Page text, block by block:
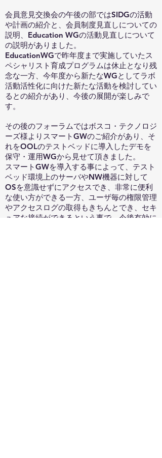
会員意見交換会の午後の部ではSIDGの活動
や計画の紹介と、会員制度見直しについての
説明、Education WGの活動見直しについて
の説明がありました。
EducationWGで昨年度まで実施していたス
ペシャリスト育成プログラムは休止となり残
念な一方、今年度から新たなWGとしてラボ
活動活性化に向けた新たな活動を検討してい
るとの紹介があり、今後の展開が楽しみで
す。
その後のフォーラムではボスコ・テクノロジ
ーズ様よりスマートGWのご紹介があり、そ
れをOOLのテストベッドに導入したデモを
保守・運用WGから見せて頂きました。
スマートGWを導入する事によって、テスト
ベッド環境上のサーバやNW機器に対して
OSを意識せずにアクセスでき、非常に便利
な使い方ができる一方、ユーザ毎の権限管理
やアクセスログの取得もきちんとでき、セキ
ュアな接続ができるという事で、今後有効に